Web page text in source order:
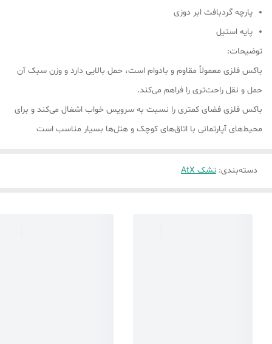
پارچه گردبافت ابر دوزی
پایه استیل
توضیحات:
باکس فلزی معمولاً مقاوم و بادوام است، حمل بالایی دارد و وزن سبک آن
حمل و نقل راحت‌تری را فراهم می‌کند.
باکس فلزی فضای کمتری را نسبت به سرویس خواب اشغال می‌کند و برای
محیط‌های آپارتمانی با اتاق‌های کوچک و هتل‌ها بسیار مناسب است
دسته‌بندی: تشک AtX